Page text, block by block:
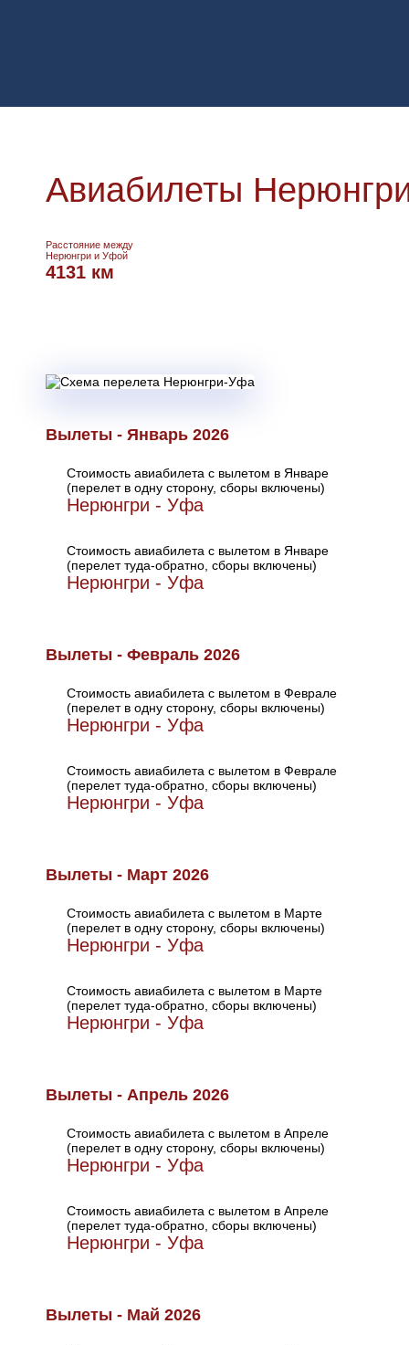
Авиабилеты
Расстояние между
Нерюнгри и Уфой
4131 км
Вылеты - Январь 2026
Стоимость авиабилета с вылетом в Январе
(перелет в одну сторону, сборы включены)
Нерюнгри - Уфа
Стоимость авиабилета с вылетом в Январе
(перелет туда-обратно, сборы включены)
Нерюнгри - Уфа
Вылеты - Февраль 2026
Стоимость авиабилета с вылетом в Феврале
(перелет в одну сторону, сборы включены)
Нерюнгри - Уфа
Стоимость авиабилета с вылетом в Феврале
(перелет туда-обратно, сборы включены)
Нерюнгри - Уфа
Вылеты - Март 2026
Стоимость авиабилета с вылетом в Марте
(перелет в одну сторону, сборы включены)
Нерюнгри - Уфа
Стоимость авиабилета с вылетом в Марте
(перелет туда-обратно, сборы включены)
Нерюнгри - Уфа
Вылеты - Апрель 2026
Стоимость авиабилета с вылетом в Апреле
(перелет в одну сторону, сборы включены)
Нерюнгри - Уфа
Стоимость авиабилета с вылетом в Апреле
(перелет туда-обратно, сборы включены)
Нерюнгри - Уфа
Вылеты - Май 2026